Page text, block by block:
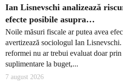
Ian Lisnevschi analizează
efecte posibile asupra…
Noile măsuri fiscale ar putea avea
avertizează sociologul Ian
reformei nu ar trebui evaluat doar
suplimentare la buget,...
7 august 2026